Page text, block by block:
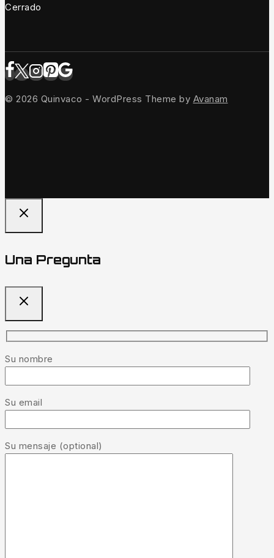
Cerrado
© 2026 Quinvaco - WordPress Theme by Avanam
Una Pregunta
Su nombre
Su email
Su mensaje (optional)